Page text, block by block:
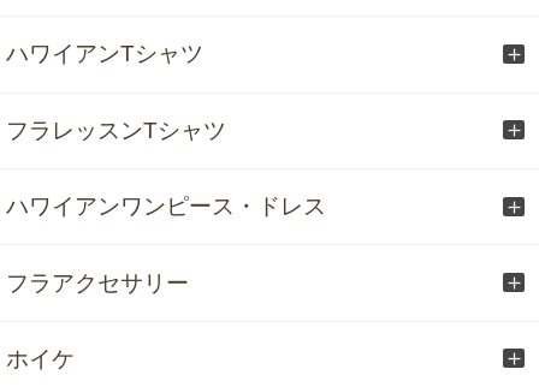
ハワイアンTシャツ
フラレッスンTシャツ
ハワイアンワンピース・ドレス
フラアクセサリー
ホイケ